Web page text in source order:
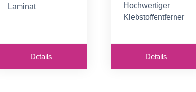
Laminat
Preis-/Leistungsverh
ältnis
Details
Hochwertiger
Klebstoffentferner
Sprühflasche
Umweltfreundlicher
5-Liter-
Details